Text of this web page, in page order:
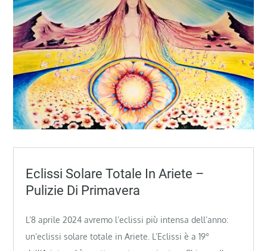
Eclissi Solare Totale In Ariete –
Pulizie Di Primavera
L’8 aprile 2024 avremo l’eclissi più intensa dell’anno:
un’eclissi solare totale in Ariete. L’Eclissi è a 19°